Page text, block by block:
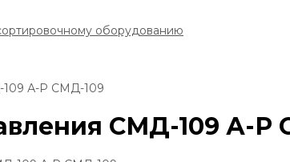
оборудованию
А-Р СМД-109
СМД-109 А-Р